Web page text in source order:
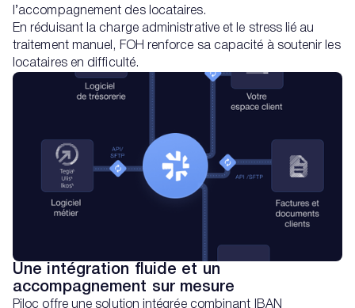
l’accompagnement des locataires.
En réduisant la charge administrative et le stress lié au
traitement manuel, FOH renforce sa capacité à soutenir les
locataires en difficulté.
Une intégration fluide et un
accompagnement sur mesure
Piloc offre une solution intégrée combinant IBAN